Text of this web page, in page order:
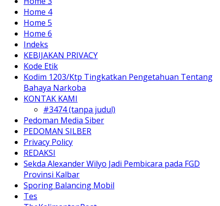
Home 4
Home 5
Home 6
Indeks
KEBIJAKAN PRIVACY
Kode Etik
Kodim 1203/Ktp Tingkatkan Pengetahuan Tentang
Bahaya Narkoba
KONTAK KAMI
#3474 (tanpa judul)
Pedoman Media Siber
PEDOMAN SILBER
Privacy Policy
REDAKSI
Sekda Alexander Wilyo Jadi Pembicara pada FGD
Provinsi Kalbar
Sporing Balancing Mobil
Tes